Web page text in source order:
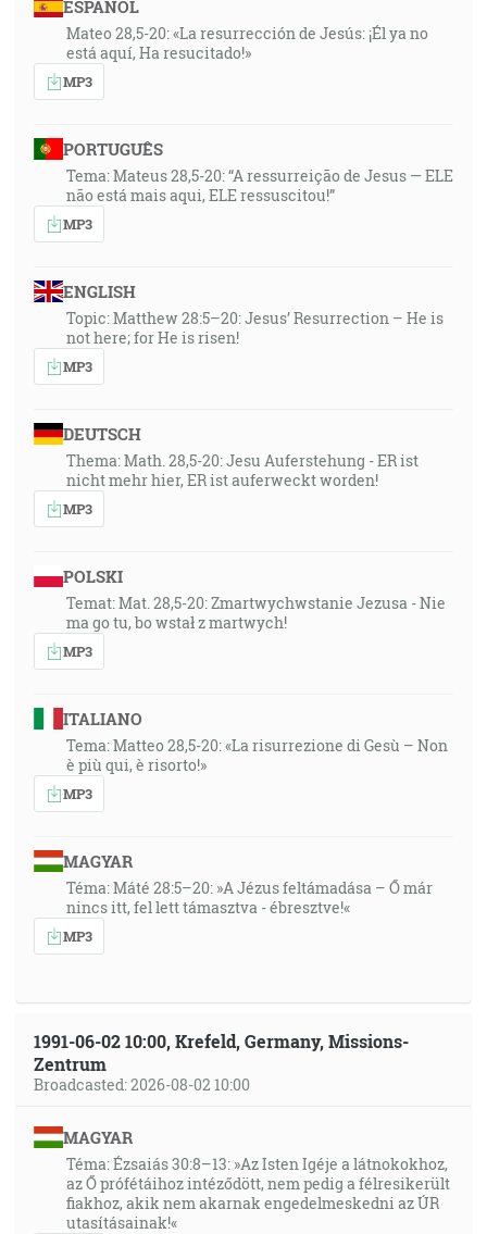
ESPAÑOL
Mateo 28,5-20: «La resurrección de Jesús: ¡Él ya no
está aquí, Ha resucitado!»
MP3
PORTUGUÊS
Tema: Mateus 28,5-20: “A ressurreição de Jesus — ELE
não está mais aqui, ELE ressuscitou!”
MP3
ENGLISH
Topic: Matthew 28:5–20: Jesus’ Resurrection – He is
not here; for He is risen!
MP3
DEUTSCH
Thema: Math. 28,5-20: Jesu Auferstehung - ER ist
nicht mehr hier, ER ist auferweckt worden!
MP3
POLSKI
Temat: Mat. 28,5-20: Zmartwychwstanie Jezusa - Nie
ma go tu, bo wstał z martwych!
MP3
ITALIANO
Tema: Matteo 28,5-20: «La risurrezione di Gesù – Non
è più qui, è risorto!»
MP3
MAGYAR
Téma: Máté 28:5–20: »A Jézus feltámadása – Ő már
nincs itt, fel lett támasztva - ébresztve!«
MP3
1991-06-02 10:00, Krefeld, Germany, Missions-
Zentrum
Broadcasted: 2026-08-02 10:00
MAGYAR
Téma: Ézsaiás 30:8–13: »Az Isten Igéje a látnokokhoz,
az Ő prófétáihoz intéződött, nem pedig a félresikerült
fiakhoz, akik nem akarnak engedelmeskedni az ÚR
utasításainak!«